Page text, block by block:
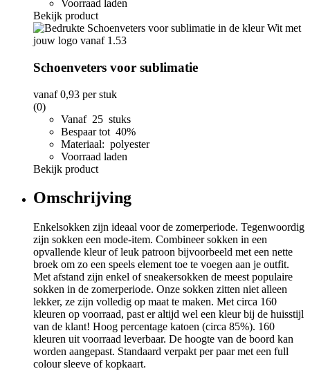
Voorraad laden
Bekijk product
Schoenveters voor sublimatie
vanaf0,93 per stuk
(0)
Vanaf 25 stuks
Bespaar tot 40%
Materiaal: polyester
Voorraad laden
Bekijk product
Omschrijving
Enkelsokken zijn ideaal voor de zomerperiode. Tegenwoordig
zijn sokken een mode-item. Combineer sokken in een
opvallende kleur of leuk patroon bijvoorbeeld met een nette
broek om zo een speels element toe te voegen aan je outfit.
Met afstand zijn enkel of sneakersokken de meest populaire
sokken in de zomerperiode. Onze sokken zitten niet alleen
lekker, ze zijn volledig op maat te maken. Met circa 160
kleuren op voorraad, past er altijd wel een kleur bij de huisstijl
van de klant! Hoog percentage katoen (circa 85%). 160
kleuren uit voorraad leverbaar. De hoogte van de boord kan
worden aangepast. Standaard verpakt per paar met een full
colour sleeve of kopkaart.